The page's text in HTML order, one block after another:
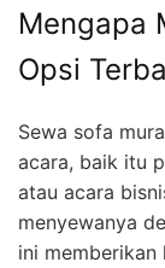
Mengapa
Opsi
Sewa sofa
acara, baik itu
atau acara
menyewanya
ini memberikan